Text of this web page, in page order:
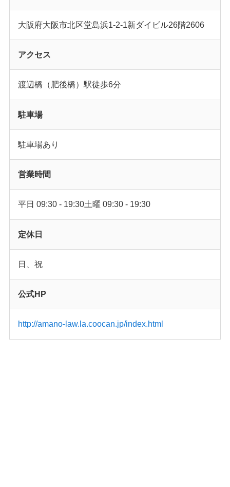
大阪府大阪市北区堂島浜1-2-1新ダイビル26階2606
アクセス
渡辺橋（肥後橋）駅徒歩6分
駐車場
駐車場あり
営業時間
平日 09:30 - 19:30土曜 09:30 - 19:30
定休日
日、祝
公式HP
http://amano-law.la.coocan.jp/index.html